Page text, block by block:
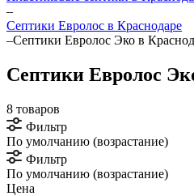
–
Септики Евролос в Краснодаре
–Септики Евролос Эко в
Септики Евролос
8 товаров
Фильтр
По умолчанию (возрастание)
Фильтр
По умолчанию (возрастание)
Цена